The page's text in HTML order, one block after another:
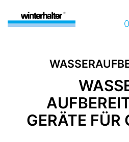
GERÄTE FÜR